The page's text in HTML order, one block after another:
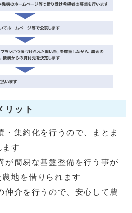
リット
・集約化を行うので、まとま
ます
が簡易な基盤整備を行う事が
地を借りられます
仲介を行うので、安心して農